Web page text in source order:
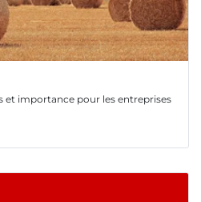
et importance pour les entreprises